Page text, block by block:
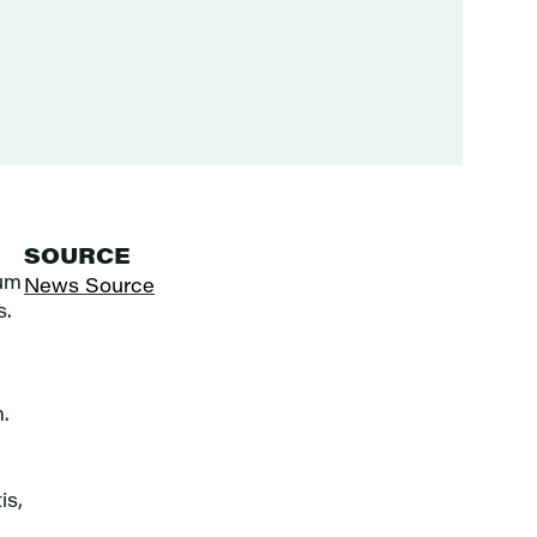
SOURCE
News Source